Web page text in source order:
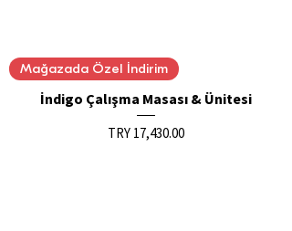
Mağazada Özel İndirim
İndigo Çalışma Masası & Ünitesi
Price
TRY 17,430.00